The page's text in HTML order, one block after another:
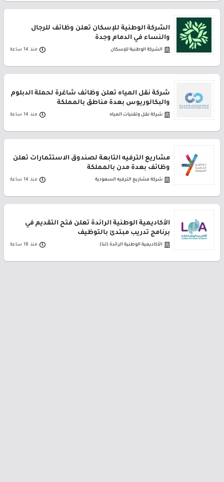
الشركة الوطنية للإسكان تعلن وظائف للرجال
والنساء في الدمام وجدة
الشركة الوطنية للإسكان منذ 14 ساعة
شركة نقل المياه تعلن وظائف شاغرة لحملة الدبلوم
والبكالوريوس بعدة مناطق بالمملكة
شركة نقل وتقنيات المياه منذ 14 ساعة
مشاريع الترفيه التابعة لصندوق الاستثمارات تعلن
وظائف بعدة مدن بالمملكة
شركة مشاريع الترفيه السعودية منذ 14 ساعة
الأكاديمية الوطنية الرائدة تعلن فتح التقديم في
برنامج تدريب مبتدئ بالتوظيف
الأكاديمية الوطنية الرائدة (لنا) منذ 18 ساعة